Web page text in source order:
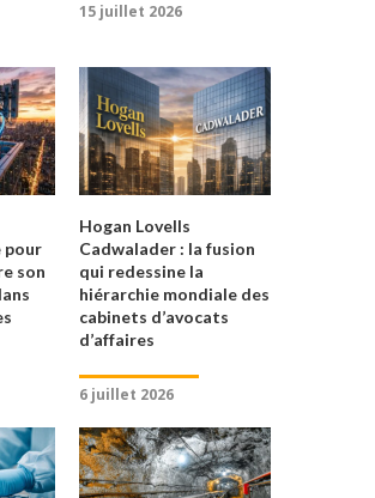
ET...
HOGAN LOVELLS
LA FUSION QUI
15 juillet 2026
pour
son
Hogan Lovells
Cadwalader : la fusion
qui redessine la
hiérarchie mondiale des
cabinets d’avocats
d’affaires
6 juillet 2026